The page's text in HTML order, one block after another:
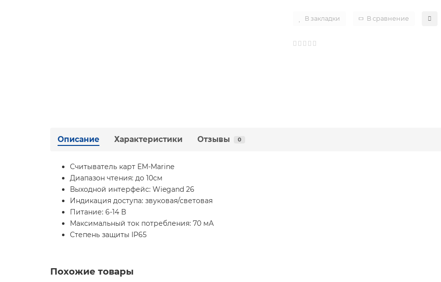
В закладки В сравнение
Описание Характеристики Отзывы 0
Считыватель карт EM-Marine
Диапазон чтения: до 10см
Выходной интерфейс: Wiegand 26
Индикация доступа: звуковая/световая
Питание: 6-14 В
Максимальный ток потребления: 70 мА
Степень защиты IP65
Похожие товары